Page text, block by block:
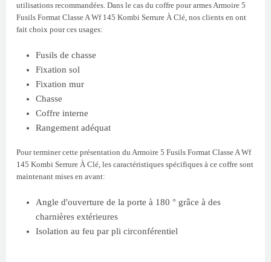
utilisations recommandées. Dans le cas du coffre pour armes Armoire 5
Fusils Format Classe A Wf 145 Kombi Serrure À Clé, nos clients en ont
fait choix pour ces usages:
Fusils de chasse
Fixation sol
Fixation mur
Chasse
Coffre interne
Rangement adéquat
Pour terminer cette présentation du Armoire 5 Fusils Format Classe A Wf
145 Kombi Serrure À Clé, les caractéristiques spécifiques à ce coffre sont
maintenant mises en avant:
Angle d'ouverture de la porte à 180 ° grâce à des
charnières extérieures
Isolation au feu par pli circonférentiel